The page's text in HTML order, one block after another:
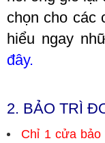
chọn cho các
hiểu ngay
đây.
2. BẢO TRÌ
Chỉ 1 cửa bảo